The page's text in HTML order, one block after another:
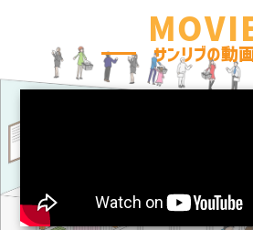
2023.05.09 『新入社員が
ハウ』を公開しました！
サンリブの動